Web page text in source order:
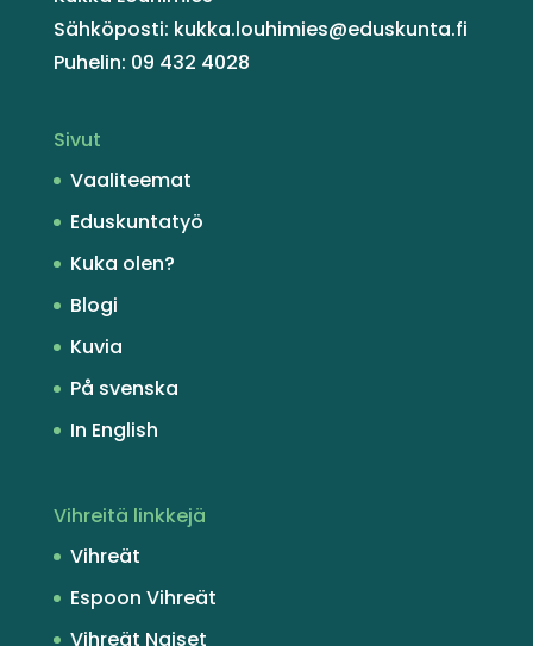
Sähköposti: kukka.louhimies@eduskunta.fi
Puhelin: 09 432 4028
Sivut
Vaaliteemat
Eduskuntatyö
Kuka olen?
Blogi
Kuvia
På svenska
In English
Vihreitä linkkejä
Vihreät
Espoon Vihreät
Vihreät Naiset